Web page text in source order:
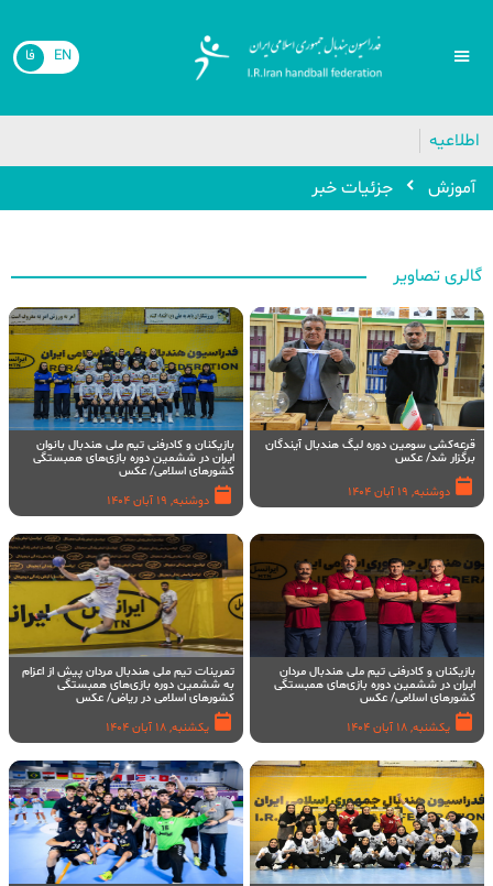
EN فا
اطلاعیه
آموزش
جزئیات خبر
گالری تصاویر
قرعه‌کشی سومین دوره لیگ هندبال آیندگان
برگزار شد/ عکس
دوشنبه, 19 آبان 1404
بازیکنان و کادرفنی تیم ملی هندبال بانوان
ایران در ششمین دوره بازی‌های همبستگی
کشورهای اسلامی/ عکس
دوشنبه, 19 آبان 1404
بازیکنان و کادرفنی تیم ملی هندبال مردان
ایران در ششمین دوره بازی‌های همبستگی
کشورهای اسلامی/ عکس
یکشنبه, 18 آبان 1404
تمرینات تیم ملی هندبال مردان پیش از اعزام
به ششمین دوره بازی‌های همبستگی
کشورهای اسلامی در ریاض/ عکس
یکشنبه, 18 آبان 1404